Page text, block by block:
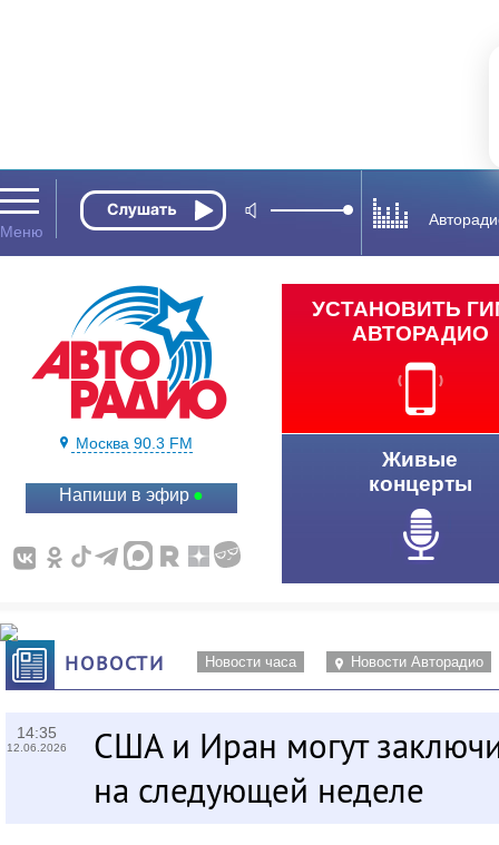
Москва 90.3 FM
Напиши в эфир
УСТАНОВИТЬ
АВТОРАДИО
Живые
концерты
НОВОСТИ Новости часа Новости Авторадио
14:35
12.06.2026
США и Иран могут
на следующей неделе